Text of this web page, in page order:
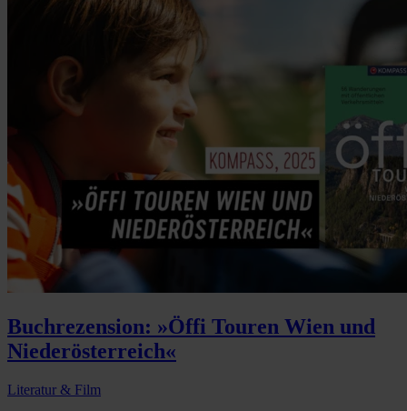
Buchrezension: »Öffi Touren Wien und
Niederösterreich«
Literatur & Film